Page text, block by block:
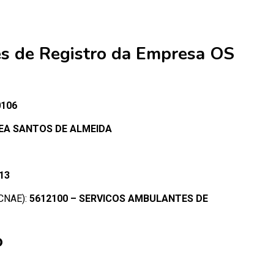
de Registro da Empresa OS
SANTOS DE ALMEIDA
5612100 – SERVICOS AMBULANTES DE